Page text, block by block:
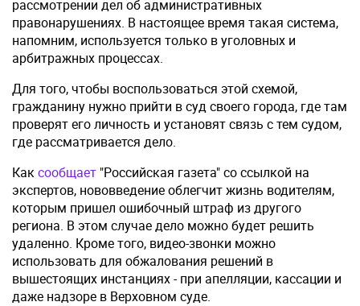
рассмотрении дел об административных
правонарушениях. В настоящее время такая система,
напомним, используется только в уголовных и
арбитражных процессах.
Для того, чтобы воспользоваться этой схемой,
гражданину нужно прийти в суд своего города, где там
проверят его личность и установят связь с тем судом,
где рассматривается дело.
Каксообщает "Российская газета" со ссылкой на
экспертов, нововведение облегчит жизнь водителям,
которым пришел ошибочный штраф из другого
региона. В этом случае дело можно будет решить
удаленно. Кроме того, видео-звонки можно
использовать для обжалования решений в
вышестоящих инстанциях - при апелляции, кассации и
даже надзоре в Верховном суде.